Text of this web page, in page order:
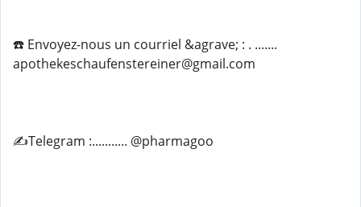
☎️ Envoyez-nous un courriel &agrave; : . .......
apothekeschaufenstereiner@gmail.com
✍️Telegram :........... @pharmagoo